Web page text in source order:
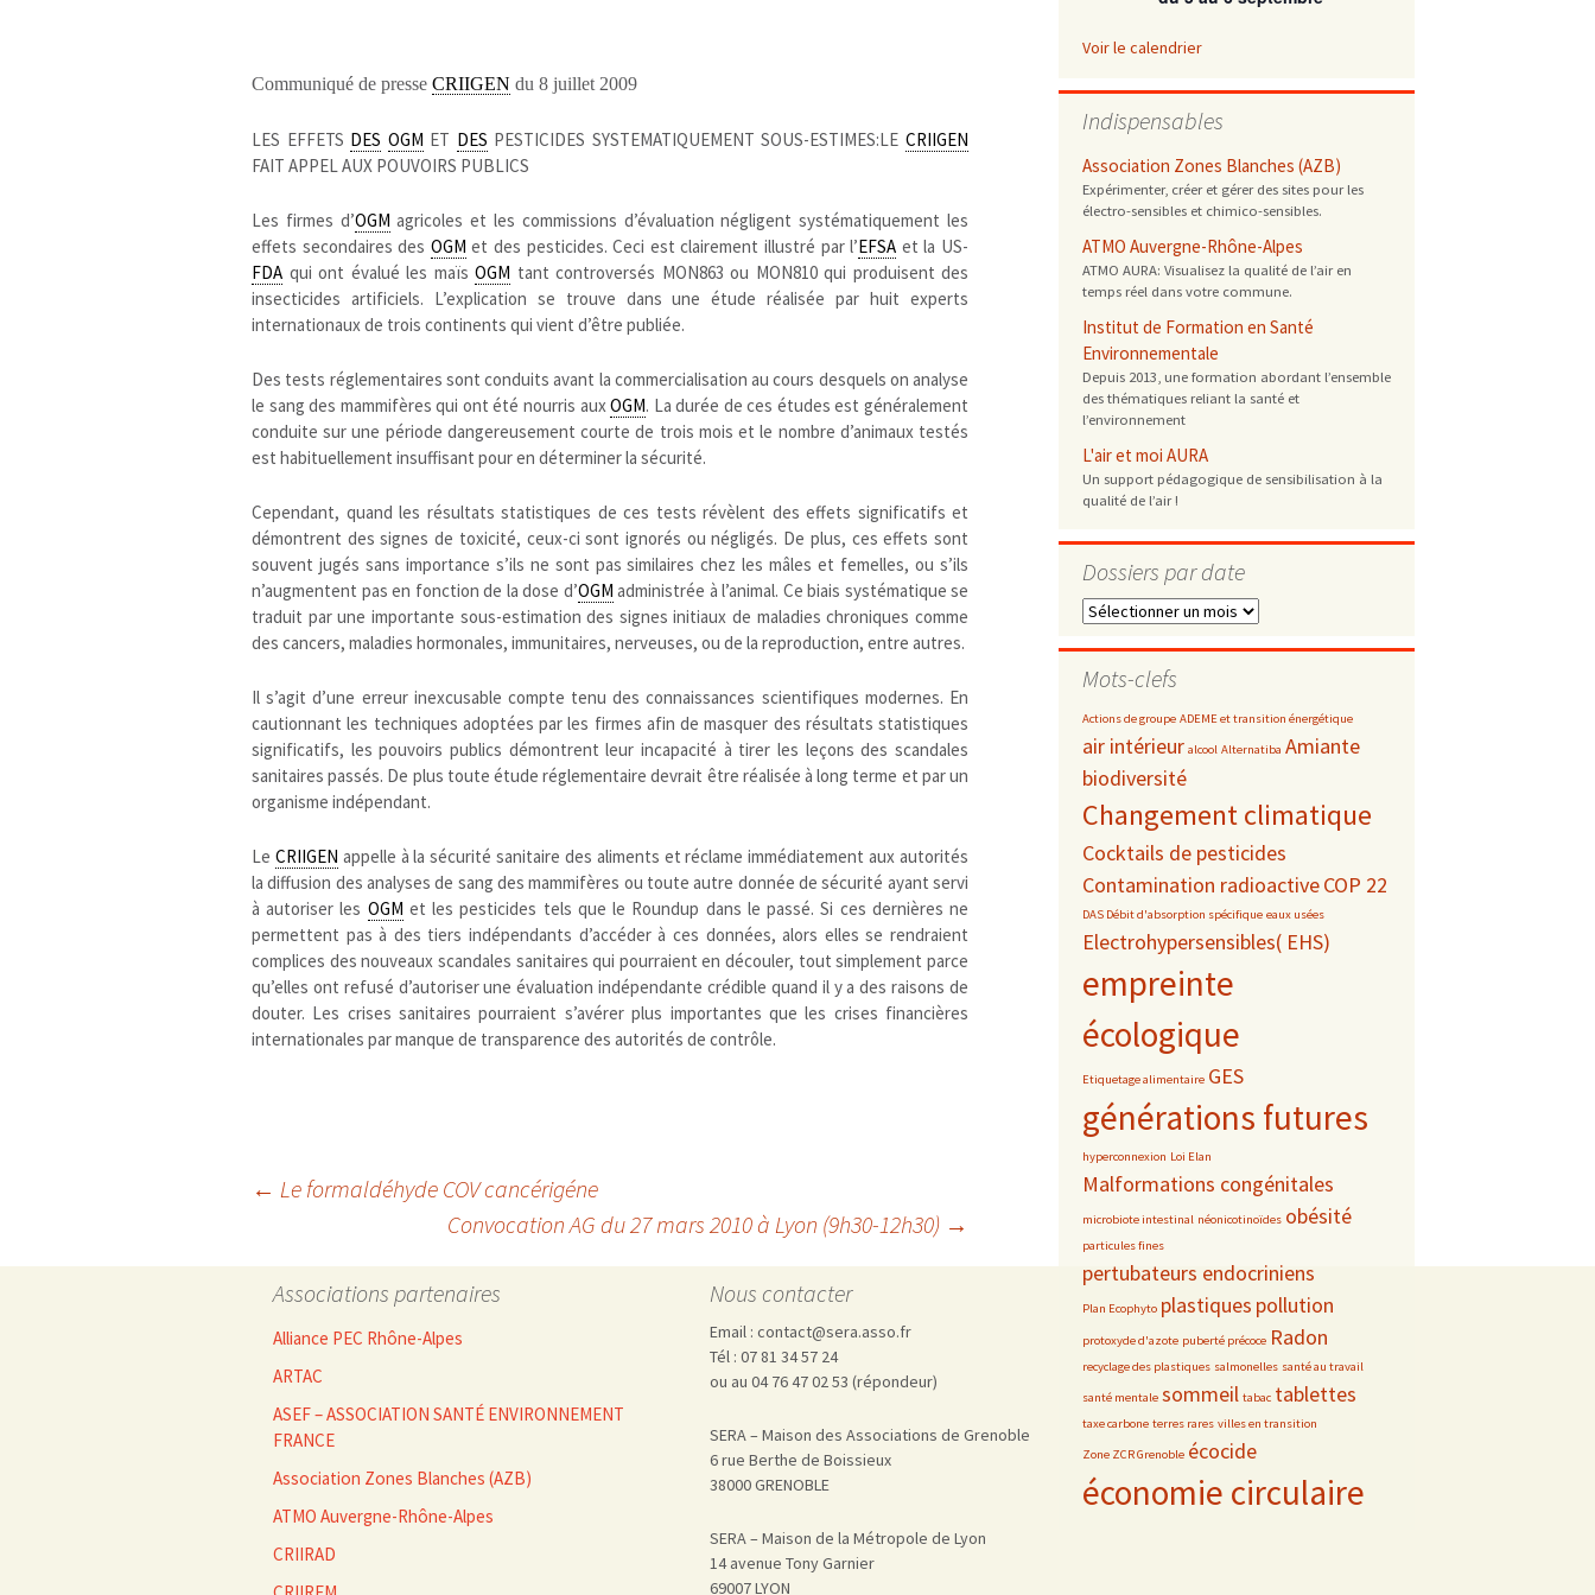
modes de conservation et de cuisson
Changements climatiques
Contaminations chimiques
cancérigène / mutagène / reprotoxique
perturbateurs endocriniens
PFAS
recyclage
traitements
Décisions politiques et juridiques
européenne
internationale
nationale
Eau
mers et océans
superficielles et souterraines
Énergies
fossiles
renouvelables / transition énergétique
Environnement numérique
rapport économique
surveillance sanitaire
toxicologique
Jurisprudence
Logement
Modes de comportement
Petite enfance
Pharmacovigilance, produits et
dispositifs de santé, vaccins
Population à risque
adolescents
exposition professionnelle
femmes enceintes / enfants
Publications recommandées
Rayonnements
ionisants
électromagnétiques (THT, téléphonie
mobile, WIFI, Linky, …)
Santé publique
Sols
Sommeil
environnement industriel
nanotechnologies
Transports
Vie sociale
Communiqué de presse CRIIGEN du 8 juillet 2009
LES EFFETS DES OGM ET DES PESTICIDES SYSTEMATIQUEMENT SOUS-ESTIMES:LECRIIGEN
FAIT APPEL AUX POUVOIRS PUBLICS
Les firmes d’OGM agricoles et les commissions d’évaluation négligent systématiquement les
effets secondaires des OGM et des pesticides. Ceci est clairement illustré par l’EFSA et la US-
FDA qui ont évalué les maïs OGM tant controversés MON863 ou MON810 qui produisent des
insecticides artificiels. L’explication se trouve dans une étude réalisée par huit experts
internationaux de trois continents qui vient d’être publiée.
Des tests réglementaires sont conduits avant la commercialisation au cours desquels on analyse
le sang des mammifères qui ont été nourris auxOGM. La durée de ces études est généralement
conduite sur une période dangereusement courte de trois mois et le nombre d’animaux testés
est habituellement insuffisant pour en déterminer la sécurité.
Cependant, quand les résultats statistiques de ces tests révèlent des effets significatifs et
démontrent des signes de toxicité, ceux-ci sont ignorés ou négligés. De plus, ces effets sont
souvent jugés sans importance s’ils ne sont pas similaires chez les mâles et femelles, ou s’ils
n’augmentent pas en fonction de la dose d’OGM administrée à l’animal. Ce biais systématique se
traduit par une importante sous-estimation des signes initiaux de maladies chroniques comme
des cancers, maladies hormonales, immunitaires, nerveuses, ou de la reproduction, entre autres.
Il s’agit d’une erreur inexcusable compte tenu des connaissances scientifiques modernes. En
cautionnant les techniques adoptées par les firmes afin de masquer des résultats statistiques
significatifs, les pouvoirs publics démontrent leur incapacité à tirer les leçons des scandales
sanitaires passés. De plus toute étude réglementaire devrait être réalisée à long terme et par un
organisme indépendant.
Le CRIIGEN appelle à la sécurité sanitaire des aliments et réclame immédiatement aux autorités
la diffusion des analyses de sang des mammifères ou toute autre donnée de sécurité ayant servi
à autoriser les OGM et les pesticides tels que le Roundup dans le passé. Si ces dernières ne
permettent pas à des tiers indépendants d’accéder à ces données, alors elles se rendraient
complices des nouveaux scandales sanitaires qui pourraient en découler, tout simplement parce
qu’elles ont refusé d’autoriser une évaluation indépendante crédible quand il y a des raisons de
douter. Les crises sanitaires pourraient s’avérer plus importantes que les crises financières
internationales par manque de transparence des autorités de contrôle.
Navigation
des
← Le formaldéhyde COV cancérigéne
Convocation AG du 27 mars 2010 à Lyon (9h30-12h30) →
Voir le calendrier
Indispensables
Association Zones Blanches (AZB)
Expérimenter, créer et gérer des sites pour les
électro-sensibles et chimico-sensibles.
ATMO Auvergne-Rhône-Alpes
ATMO AURA: Visualisez la qualité de l’air en
temps réel dans votre commune.
Institut de Formation en Santé
Environnementale
Depuis 2013, une formation abordant l’ensemble
des thématiques reliant la santé et
l’environnement
L'air et moi AURA
Un support pédagogique de sensibilisation à la
qualité de l’air !
Dossiers par date
Dossiers
date
Mots-clefs
Actions de groupe ADEME et transition énergétique
air intérieur alcool Alternatiba Amiante
biodiversité
Changement climatique
Cocktails de pesticides
Contamination radioactiveCOP 22
DAS Débit d'absorption spécifique eaux usées
Electrohypersensibles( EHS)
empreinte
écologique
Etiquetage alimentaire GES
générations futures
hyperconnexion Loi Elan
Malformations congénitales
microbiote intestinal néonicotinoïdes obésité
particules fines
pertubateurs endocriniens
Plan Ecophyto plastiques pollution
protoxyde d'azote puberté précoce Radon
recyclage des plastiques salmonelles santé au travail
santé mentale sommeil tabac tablettes
taxe carbone terres rares villes en transition
Zone ZCR Grenoble écocide
économie circulaire
Associations partenaires
Alliance PEC Rhône-Alpes
ARTAC
ASEF – ASSOCIATION SANTÉ ENVIRONNEMENT
FRANCE
Association Zones Blanches (AZB)
ATMO Auvergne-Rhône-Alpes
CRIIRAD
Nous contacter
Email : contact@sera.asso.fr
Tél : 07 81 34 57 24
ou au 04 76 47 02 53 (répondeur)
SERA – Maison des Associations de Grenoble
6 rue Berthe de Boissieux
38000 GRENOBLE
SERA – Maison de la Métropole de Lyon
14 avenue Tony Garnier
69007 LYON